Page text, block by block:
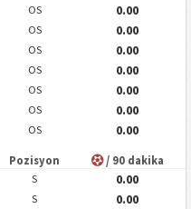
OS
0.00
OS
0.00
OS
0.00
OS
0.00
OS
0.00
OS
0.00
OS 0.00
Pozisyon / 90 dakika
S
0.00
S 0.00